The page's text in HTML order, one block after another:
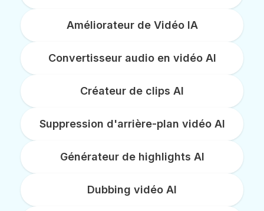
Améliorateur de Vidéo IA
Convertisseur audio en vidéo AI
Créateur de clips AI
Suppression d'arrière-plan vidéo AI
Générateur de highlights AI
Dubbing vidéo AI